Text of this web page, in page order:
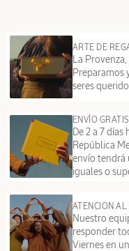
ARTE DE
La
Preparamos
seres
ENVÍO GRATIS
De 2 a 7
República
envío tendrá
iguales o
ATENCION AL
Nuestro
responder
Viernes en